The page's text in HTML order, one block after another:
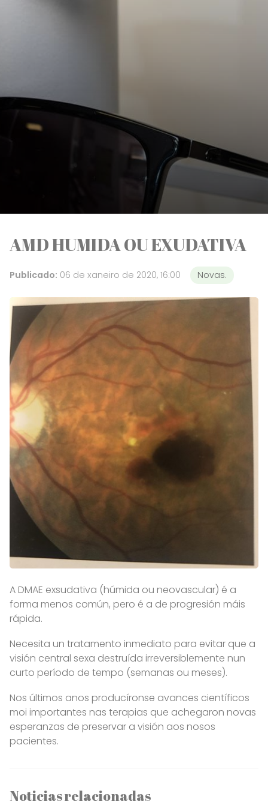
AMD HUMIDA OU EXUDATIVA
Publicado: 06 de xaneiro de 2020, 16:00 Novas.
A DMAE exsudativa (húmida ou neovascular) é a
forma menos común, pero é a de progresión máis
rápida.
Necesita un tratamento inmediato para evitar que a
visión central sexa destruída irreversiblemente nun
curto período de tempo (semanas ou meses).
Nos últimos anos producíronse avances científicos
moi importantes nas terapias que achegaron novas
esperanzas de preservar a visión aos nosos
pacientes.
Noticias relacionadas